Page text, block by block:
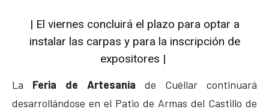
| El viernes concluirá el plazo para optar a
instalar las carpas y para la inscripción de
expositores |
La Feria de Artesanía de Cuéllar continuará
desarrollándose en el Patio de Armas del Castillo de